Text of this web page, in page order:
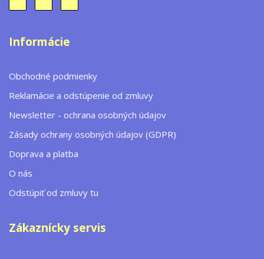
Informácie
Obchodné podmienky
Reklamácie a odstúpenie od zmluvy
Newsletter - ochrana osobných údajov
Zásady ochrany osobných údajov (GDPR)
Doprava a platba
O nás
Odstúpiť od zmluvy tu
Zákaznícky servis